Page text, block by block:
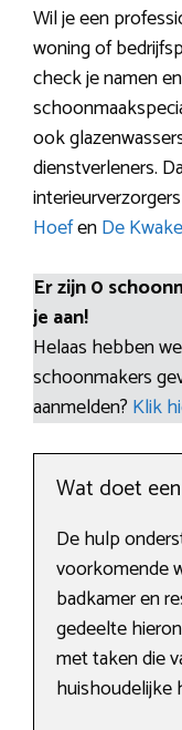
Wil je een
woning of
check je namen
ook
dienstverleners.
HoefenDe
Er zijn 0
je aan!
Helaas hebben
schoonmakers
aanmelden? Klik
Wat doet
De hulp
voorkomende
badkamer en
gedeelte
met taken die
huishoudelijke